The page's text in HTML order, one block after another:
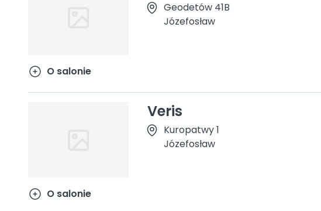
Geodetów 41B
Józefosław
O salonie
Veris
Kuropatwy 1
Józefosław
O salonie